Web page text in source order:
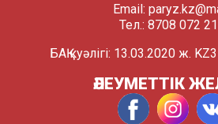
Email:
Тел.: 8708 072
БАҚ куәлігі: 13.03.2020 ж.
ӘЛЕУМЕТТІК